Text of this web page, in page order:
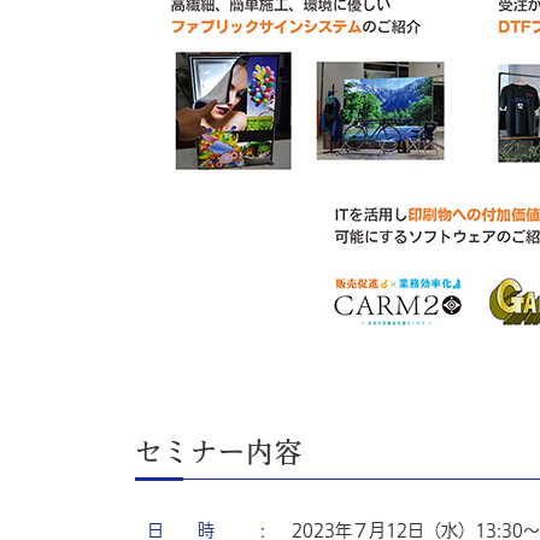
セミナー内容
日 時 2023年７月12日（水）13:30